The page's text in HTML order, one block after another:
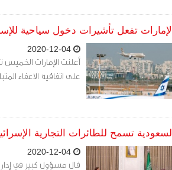
الإمارات تفعل تأشيرات دخول سياحية
أعلنت الإمارات
على اتفاقية الاعفاء
السعودية تسمح للطائرات التجارية
قال مسؤول كبير في